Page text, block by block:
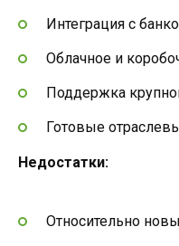
Интеграция с
Облачное и
Поддержка
Готовые
Недостатки:
Относительно